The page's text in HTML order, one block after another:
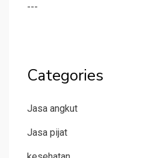
---
Categories
Jasa angkut
Jasa pijat